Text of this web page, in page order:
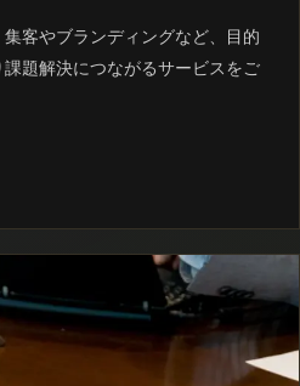
客やブランディングなど、目的
題解決につながるサービスをご